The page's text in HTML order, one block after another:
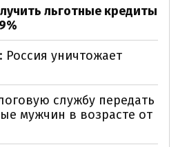
льготные кредиты
Россия уничтожает
службу передать
мужчин в возрасте от